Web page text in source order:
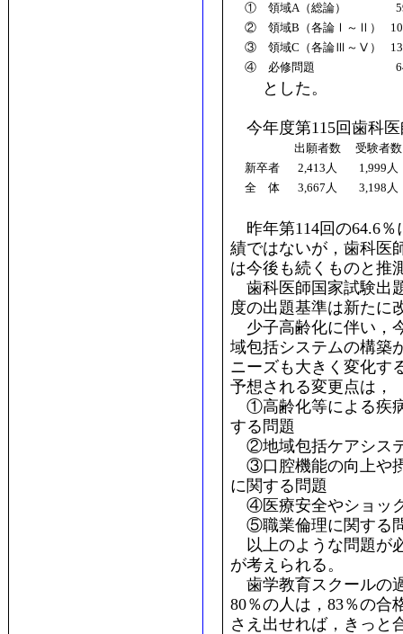
① 領域A（総論）
② 領域B（各論Ⅰ～Ⅱ）
③ 領域C（各論Ⅲ～Ⅴ）
④ 必修問題
とした。
今年度第115回歯科
出願者数
受験者
新卒者
2,413人
1,999人
全 体
3,667人 3,198人
昨年第114回の64.6％
績ではないが，歯科医
は今後も続くものと推
歯科医師国家試験出
度の出題基準は新たに
少子高齢化に伴い，
域包括システムの構築
ニーズも大きく変化す
予想される変更点は，
①高齢化等による疾
する問題
②地域包括ケアシス
③口腔機能の向上や
に関する問題
④医療安全やショッ
⑤職業倫理に関する
以上のような問題が
が考えられる。
歯学教育スクールの
80％の人は，83％の合
さえ出せれば，きっと